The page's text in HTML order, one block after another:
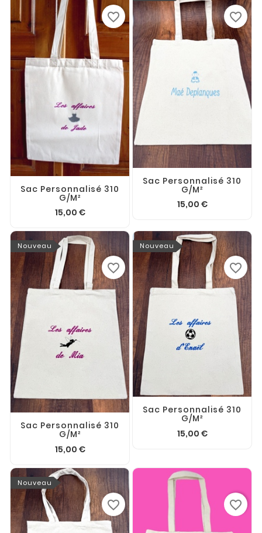
Sac Personnalisé 310
G/m²
15,00 €
favorite_border
Sac Personnalisé 310
G/m²
15,00 €
favorite_border
Nouveau
Sac Personnalisé 310
G/m²
15,00 €
favorite_border
Nouveau
Sac Personnalisé 310
G/m²
15,00 €
favorite_border
Nouveau
favorite_border favorite_border